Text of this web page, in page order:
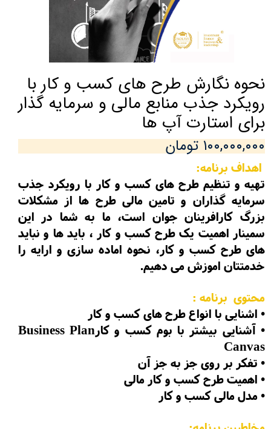
نحوه نگارش طرح های کسب و کار با
رویکرد جذب منابع مالی و سرمایه گذار
برای استارت آپ ها
۱۰۰,۰۰۰,۰۰۰ تومان
اهداف برنامه:
تهیه و تنظیم طرح های کسب و کار با رویکرد جذب
سرمایه گذاران و تامین مالی طرح ها از مشکلات
بزرگ کارافرینان جوان است، ما به شما در این
سمینار اهمیت یک طرح کسب و کار ، باید ها و نباید
های طرح کسب و کار، نحوه اماده سازی و ارایه را
خدمتتان اموزش می دهیم.
محتوی برنامه :
• اشنایی با انواع طرح های کسب و کار
•
آشنایی بیشتر با بوم کسب و کارBusiness Plan
Canvas
• تفکر بر روی جز به جز آن
• اهمیت طرح کسب و کار مالی
• مدل مالی کسب و کار